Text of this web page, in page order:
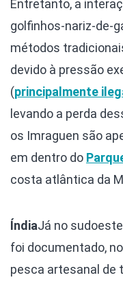
Entretanto, a
golfinhos-nariz-de-
métodos
devido à pressão
(principalmente
levando a perda
os Imraguen são
em dentro do
costa atlântica da
ÍndiaJá no
foi documentado,
pesca artesanal de